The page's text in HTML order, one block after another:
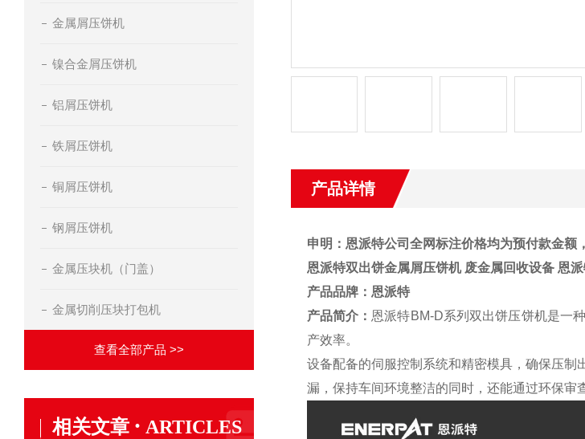
金属屑压饼机
镍合金屑压饼机
铝屑压饼机
铁屑压饼机
铜屑压饼机
钢屑压饼机
金属压块机（门盖）
金属切削压块打包机
查看全部产品 >>
相关文章 · ARTICLES
产品详情
申明：恩派特公司全网标注价格均为预付款金额
恩派特双出饼金属屑压饼机 废金属回收设备 恩
产品品牌： 恩派特
产品简介： 恩派特BM-D系列双出饼压饼机是一
产效率。
设备配备的伺服控制系统和精密模具，确保压
漏，保持车间环境整洁的同时，还能通过环保